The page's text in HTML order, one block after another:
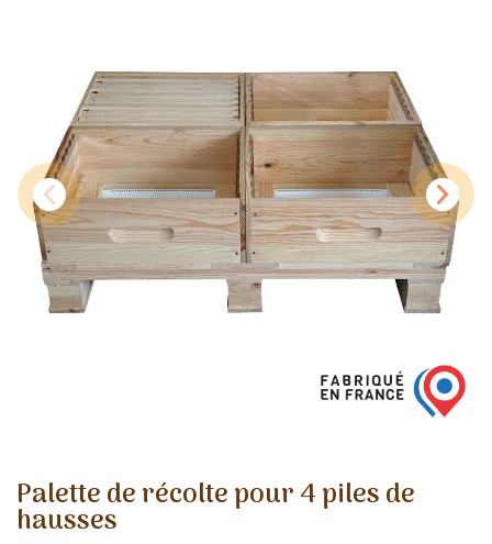
Palette de récolte pour 4 piles de
hausses